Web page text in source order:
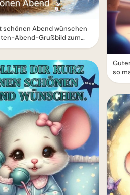
schönen Abend wünschen
Abend-Grußbild zum
so